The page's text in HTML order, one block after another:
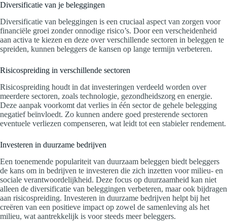
Diversificatie van je beleggingen
Diversificatie van beleggingen is een cruciaal aspect van zorgen voor
financiële groei zonder onnodige risico’s. Door een verscheidenheid
aan activa te kiezen en deze over verschillende sectoren in beleggen te
spreiden, kunnen beleggers de kansen op lange termijn verbeteren.
Risicospreiding in verschillende sectoren
Risicospreiding houdt in dat investeringen verdeeld worden over
meerdere sectoren, zoals technologie, gezondheidszorg en energie.
Deze aanpak voorkomt dat verlies in één sector de gehele belegging
negatief beïnvloedt. Zo kunnen andere goed presterende sectoren
eventuele verliezen compenseren, wat leidt tot een stabieler rendement.
Investeren in duurzame bedrijven
Een toenemende populariteit van duurzaam beleggen biedt beleggers
de kans om in bedrijven te investeren die zich inzetten voor milieu- en
sociale verantwoordelijkheid. Deze focus op duurzaamheid kan niet
alleen de diversificatie van beleggingen verbeteren, maar ook bijdragen
aan risicospreiding. Investeren in duurzame bedrijven helpt bij het
creëren van een positieve impact op zowel de samenleving als het
milieu, wat aantrekkelijk is voor steeds meer beleggers.